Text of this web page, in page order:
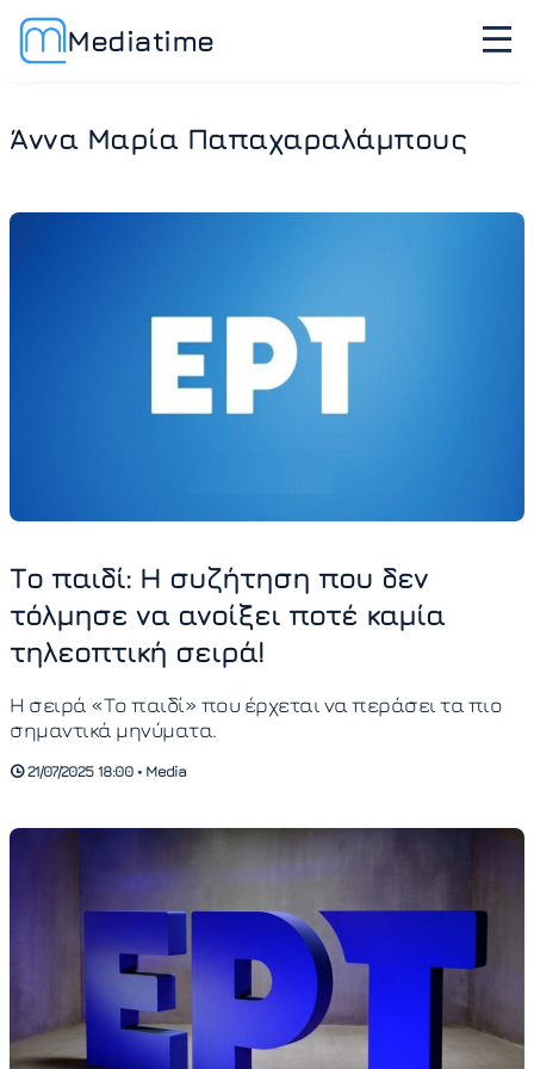
Mediatime
Άννα Μαρία Παπαχαραλάμπους
Το παιδί: Η συζήτηση που δεν
τόλμησε να ανοίξει ποτέ καμία
τηλεοπτική σειρά!
Η σειρά «Το παιδί» που έρχεται να περάσει τα πιο
σημαντικά μηνύματα.
21/07/2025 18:00 • Media